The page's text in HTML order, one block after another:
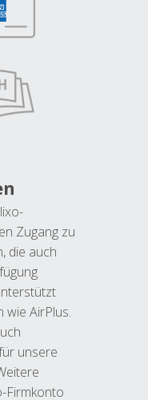
Zugang zu
die auch
wie AirPlus.
unsere
Firmkonto